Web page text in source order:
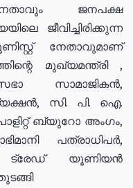
ജനപക്ഷ
ജീവിച്ചിരിക്കുന്ന
നേതാവുമാണ്
മുഖ്യമന്ത്രി ,
സാമാജികൻ,
സി. പി. ഐ.
ബ്യുറോ അംഗം,
പത്രാധിപർ,
ട്രേഡ് യൂണിയൻ